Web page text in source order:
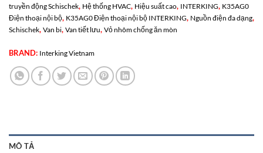
truyền động Schischek, Hệ thống HVAC, Hiệu suất cao, INTERKING, K35AG0
Điện thoại nội bộ, K35AG0 Điện thoại nội bộ INTERKING, Nguồn điện đa dạng,
Schischek, Van bi, Van tiết lưu, Vỏ nhôm chống ăn mòn
BRAND: Interking Vietnam
MÔ TẢ